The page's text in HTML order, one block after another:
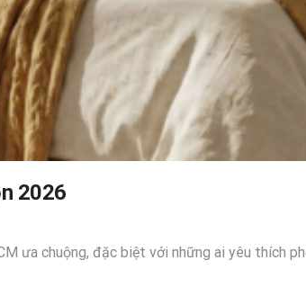
2026
ưa chuộng, đặc biệt với những ai yêu thích